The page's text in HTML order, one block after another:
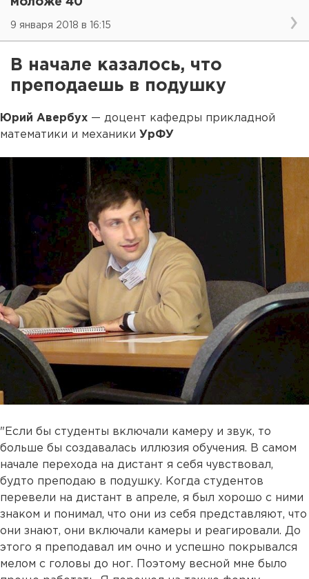
моложе 40
9 января 2018 в 16:15
В начале казалось, что
преподаешь в подушку
Юрий Авербух — доцент кафедры прикладной
математики и механики УрФУ
"Если бы студенты включали камеру и звук, то
больше бы создавалась иллюзия обучения. В самом
начале перехода на дистант я себя чувствовал,
будто преподаю в подушку. Когда студентов
перевели на дистант в апреле, я был хорошо с ними
знаком и понимал, что они из себя представляют, что
они знают, они включали камеры и реагировали. До
этого я преподавал им очно и успешно покрывался
мелом с головы до ног. Поэтому весной мне было